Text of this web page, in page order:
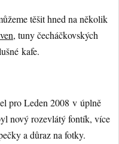
těšit hned na několik
, tuny čecháčkovských
kafe.
pro Leden 2008 v úplně
nový rozevlátý fontík, více
a důraz na fotky.